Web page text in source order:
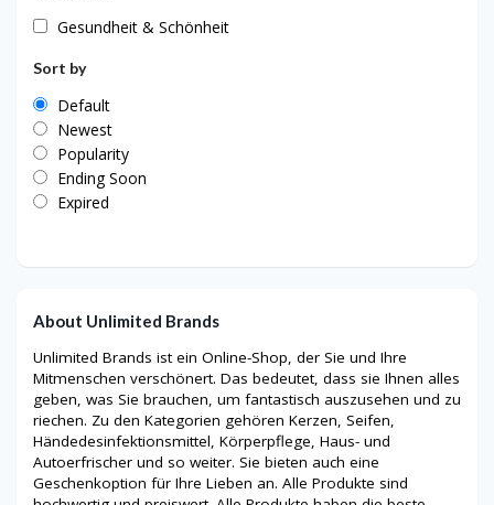
Gesundheit & Schönheit
Sort by
Default
Newest
Popularity
Ending Soon
Expired
About Unlimited Brands
Unlimited Brands ist ein Online-Shop, der Sie und Ihre
Mitmenschen verschönert. Das bedeutet, dass sie Ihnen alles
geben, was Sie brauchen, um fantastisch auszusehen und zu
riechen. Zu den Kategorien gehören Kerzen, Seifen,
Händedesinfektionsmittel, Körperpflege, Haus- und
Autoerfrischer und so weiter. Sie bieten auch eine
Geschenkoption für Ihre Lieben an. Alle Produkte sind